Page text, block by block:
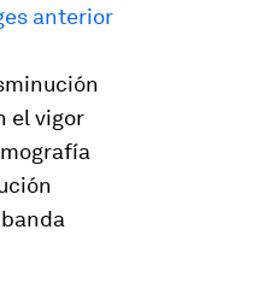
anterior
el vigor